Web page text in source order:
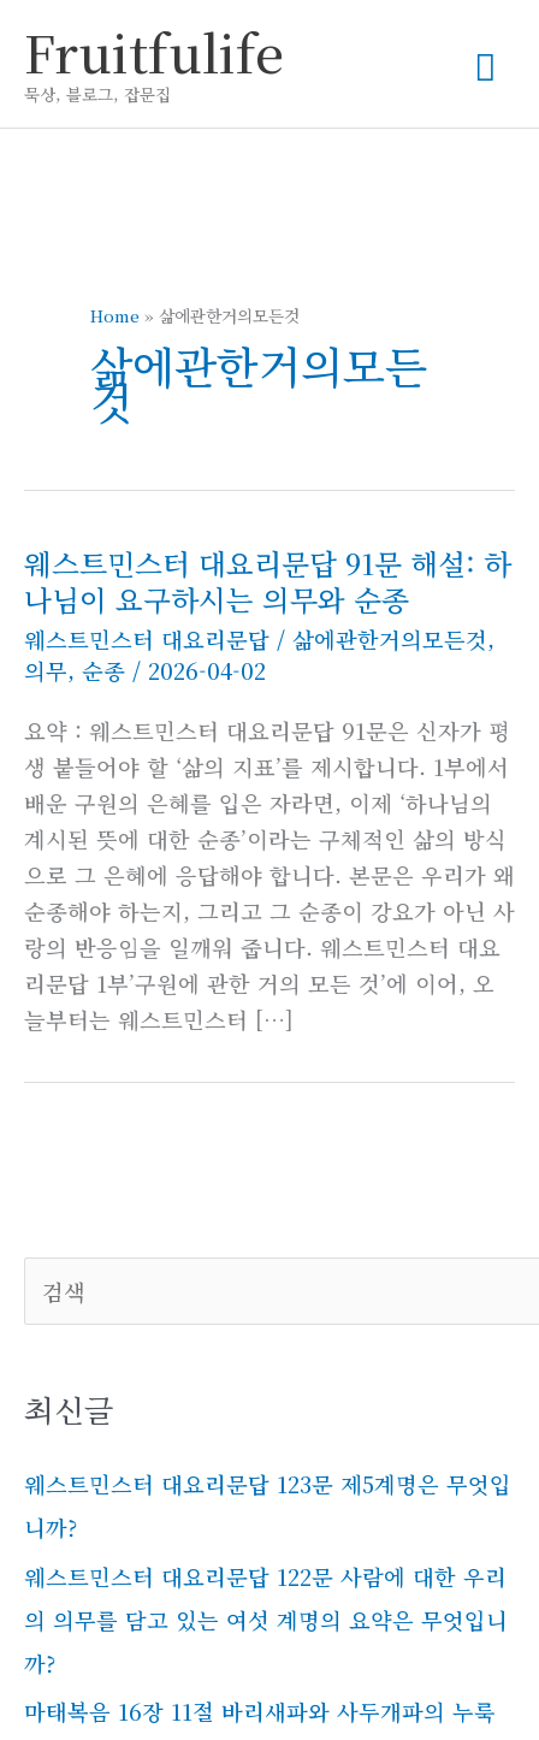
로
Fruitfulife
묵상, 블로그, 잡문집
메
인
Home » 삶에관한거의모든것
삶에관한거의모든
것
웨스트민스터 대요리문답 91문 해설: 하
나님이 요구하시는 의무와 순종
웨스트민스터 대요리문답 / 삶에관한거의모든것,
의무, 순종 / 2026-04-02
요약 : 웨스트민스터 대요리문답 91문은 신자가 평
생 붙들어야 할 ‘삶의 지표’를 제시합니다. 1부에서
배운 구원의 은혜를 입은 자라면, 이제 ‘하나님의
계시된 뜻에 대한 순종’이라는 구체적인 삶의 방식
으로 그 은혜에 응답해야 합니다. 본문은 우리가 왜
순종해야 하는지, 그리고 그 순종이 강요가 아닌 사
랑의 반응임을 일깨워 줍니다. 웨스트민스터 대요
리문답 1부’구원에 관한 거의 모든 것’에 이어, 오
늘부터는 웨스트민스터 […]
검색
최신글
웨스트민스터 대요리문답 123문 제5계명은 무엇입
니까?
웨스트민스터 대요리문답 122문 사람에 대한 우리
의 의무를 담고 있는 여섯 계명의 요약은 무엇입니
까?
마태복음 16장 11절 바리새파와 사두개파의 누룩